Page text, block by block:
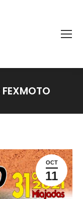
FEXMOTO
OCT
11